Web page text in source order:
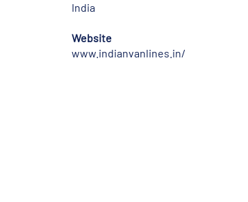
India
Website
www.indianvanlines.in/